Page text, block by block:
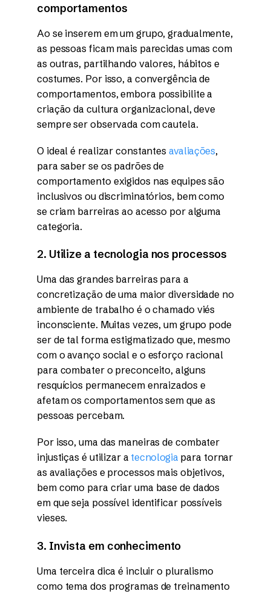
comportamentos
Ao se inserem em um grupo, gradualmente,
as pessoas ficam mais parecidas umas com
as outras, partilhando valores, hábitos e
costumes. Por isso, a convergência de
comportamentos, embora possibilite a
criação da cultura organizacional, deve
sempre ser observada com cautela.
O ideal é realizar constantes avaliações,
para saber se os padrões de
comportamento exigidos nas equipes são
inclusivos ou discriminatórios, bem como
se criam barreiras ao acesso por alguma
categoria.
2. Utilize a tecnologia nos processos
Uma das grandes barreiras para a
concretização de uma maior diversidade no
ambiente de trabalho é o chamado viés
inconsciente. Muitas vezes, um grupo pode
ser de tal forma estigmatizado que, mesmo
com o avanço social e o esforço racional
para combater o preconceito, alguns
resquícios permanecem enraizados e
afetam os comportamentos sem que as
pessoas percebam.
Por isso, uma das maneiras de combater
injustiças é utilizar a tecnologia para tornar
as avaliações e processos mais objetivos,
bem como para criar uma base de dados
em que seja possível identificar possíveis
vieses.
3. Invista em conhecimento
Uma terceira dica é incluir o pluralismo
como tema dos programas de treinamento